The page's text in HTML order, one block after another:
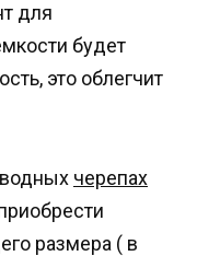
для
будет
это облегчит
черепах
размера ( в